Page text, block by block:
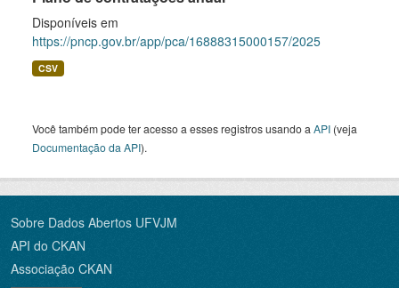
Disponíveis em
https://pncp.gov.br/app/pca/16888315000157/2025
CSV
Você também pode ter acesso a esses registros usando a API (veja
Documentação da API).
Sobre Dados Abertos UFVJM
API do CKAN
Associação CKAN